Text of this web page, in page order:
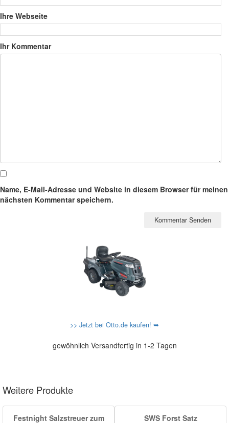
Ihre Webseite
Ihr Kommentar
Name, E-Mail-Adresse und Website in diesem Browser für meinen
nächsten Kommentar speichern.
>> Jetzt bei Otto.de kaufen! ➥
gewöhnlich Versandfertig in 1-2 Tagen
Weitere Produkte
Festnight Salzstreuer zum
SWS Forst Satz